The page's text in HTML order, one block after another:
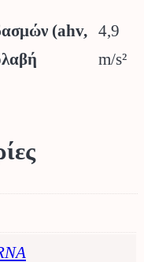
(ahv,
4,9
m/s²